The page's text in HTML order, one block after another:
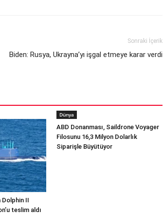
Sonraki İçerik
Biden: Rusya, Ukrayna’yı işgal etmeye karar verdi
Dolphin II
teslim aldı
Dünya
ABD Donanması, Saildrone Voyager
Filosunu 16,3 Milyon Dolarlık
Siparişle Büyütüyor